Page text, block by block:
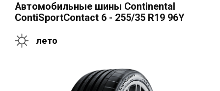
Автомобильные шины Continental
ContiSportContact 6 - 255/35 R19 96Y
лето